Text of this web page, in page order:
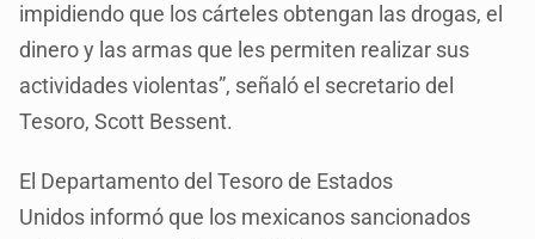
impidiendo que los cárteles obtengan las drogas, el
dinero y las armas que les permiten realizar sus
actividades violentas”, señaló el secretario del
Tesoro, Scott Bessent.
El Departamento del Tesoro de Estados
Unidos informó que los mexicanos sancionados